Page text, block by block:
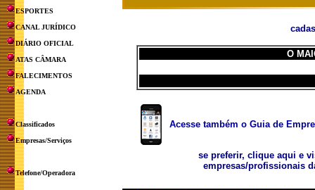
ESPORTES
CANAL JURÍDICO
DIÁRIO OFICIAL
ATAS CÂMARA
FALECIMENTOS
AGENDA
Classificados
Empresas/Serviços
Telefone/Operadora
O
Acesse também o Guia de
se preferir, clique aqui e
empresas/profissionais